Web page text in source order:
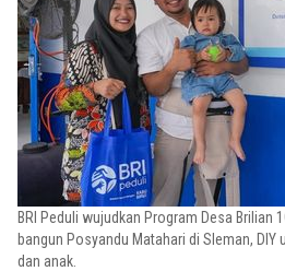
BRI Peduli wujudkan Program Desa Brilian
bangun Posyandu Matahari di Sleman, DIY
dan anak.